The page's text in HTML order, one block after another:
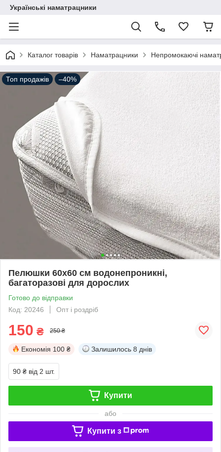
Українські наматрацники
Каталог товарів Наматрацники Непромокаючі
Топ продажів –40%
Пелюшки 60х60 см водонепроникні,
багаторазові для дорослих
Готово до відправки
Код: 20246
Опт і роздріб
150 ₴ 250 ₴
Економія 100 ₴ Залишилось 8 днів
90 ₴ від 2 шт.
Купити
або
Купити з